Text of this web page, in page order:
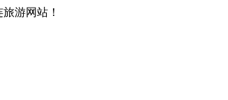
游网站！